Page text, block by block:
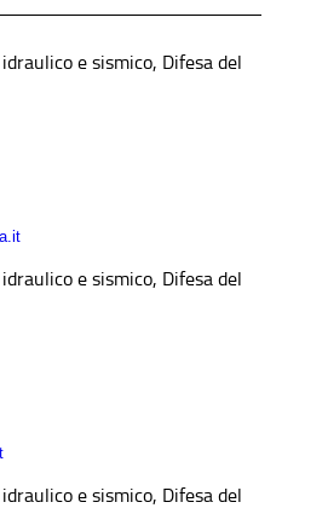
e sismico, Difesa del
e sismico, Difesa del
e sismico, Difesa del